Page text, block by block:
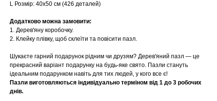
L Розмір: 40х50 см (426 деталей)
Додатково можна замовити:
1. Дерев'яну коробочку.
2. Клейку плівку, щоб склеїти та повісити пазл.
Шукаєте гарний подарунок рідним чи друзям? Дерев'яний пазл — це
прекрасний варіант подарунку на будь-яке свято. Пазли стануть
ідеальним подарунком навіть для тих людей, у кого все є!
Пазли виготовляються індивідуально терміном від 1 до 3 робочих
днів.